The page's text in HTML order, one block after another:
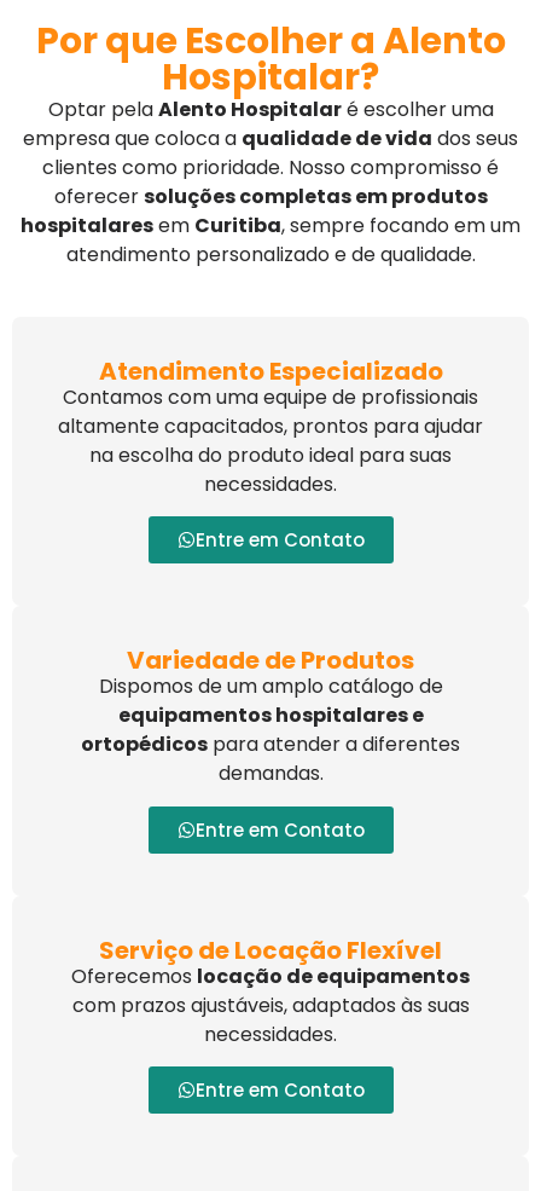
Por que Escolher a Alento
Hospitalar?
Optar pelaAlento Hospitalaré escolher uma
empresa que coloca a qualidade de vida dos seus
clientes como prioridade. Nosso compromisso é
oferecersoluções completas em produtos
hospitalaresem Curitiba, sempre focando em um
atendimento personalizado e de qualidade.
Atendimento Especializado
Contamos com uma equipe de profissionais
altamente capacitados, prontos para ajudar
na escolha do produto ideal para suas
necessidades.
Entre em Contato
Variedade de Produtos
Dispomos de um amplo catálogo de
equipamentos hospitalares e
ortopédicos para atender a diferentes
demandas.
Entre em Contato
Serviço de Locação Flexível
Oferecemos locação de equipamentos
com prazos ajustáveis, adaptados às suas
necessidades.
Entre em Contato